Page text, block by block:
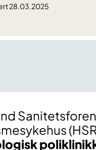
28.03.2025